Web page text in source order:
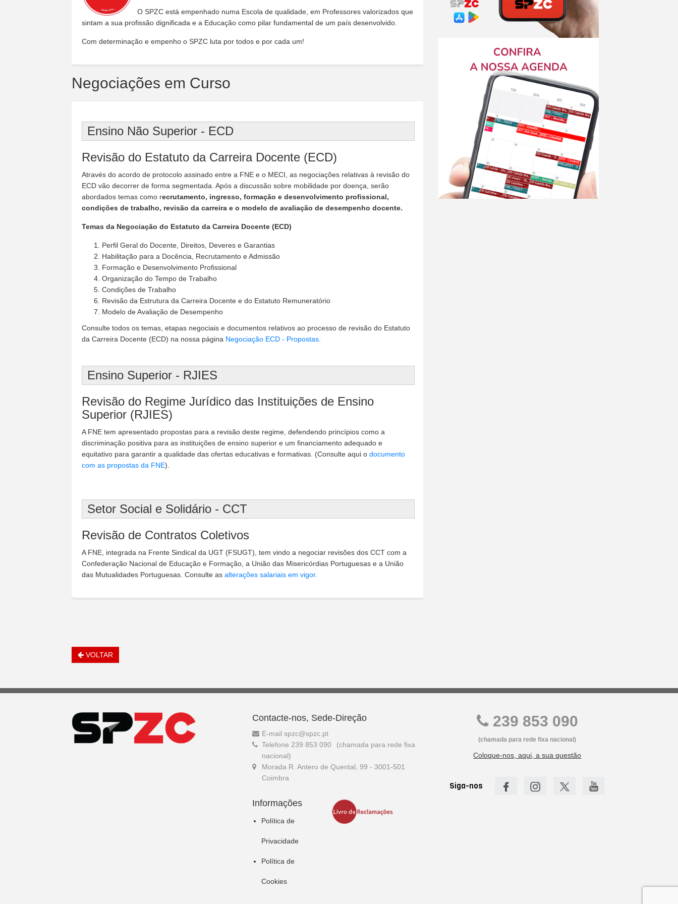
O SPZC está empenhado numa Escola de qualidade, em Professores valorizados que
sintam a sua profissão dignificada e a Educação como pilar fundamental de um país desenvolvido.
Com determinação e empenho o SPZC luta por todos e por cada um!
Negociações em Curso
Ensino Não Superior - ECD
Revisão do Estatuto da Carreira Docente (ECD)
Através do acordo de protocolo assinado entre a FNE e o MECI, as negociações relativas à revisão do
ECD vão decorrer de forma segmentada. Após a discussão sobre mobilidade por doença, serão
abordados temas como recrutamento, ingresso, formação e desenvolvimento profissional,
condições de trabalho, revisão da carreira e o modelo de avaliação de desempenho docente.
Temas da Negociação do Estatuto da Carreira Docente (ECD)
Perfil Geral do Docente, Direitos, Deveres e Garantias
Habilitação para a Docência, Recrutamento e Admissão
Formação e Desenvolvimento Profissional
Organização do Tempo de Trabalho
Condições de Trabalho
Revisão da Estrutura da Carreira Docente e do Estatuto Remuneratório
Modelo de Avaliação de Desempenho
Consulte todos os temas, etapas negociais e documentos relativos ao processo de revisão do Estatuto
da Carreira Docente (ECD) na nossa página Negociação ECD - Propostas
Ensino Superior - RJIES
Revisão do Regime Jurídico das Instituições de Ensino
Superior (RJIES)
A FNE tem apresentado propostas para a revisão deste regime, defendendo princípios como a
discriminação positiva para as instituições de ensino superior e um financiamento adequado e
equitativo para garantir a qualidade das ofertas educativas e formativas. (Consulte aqui o documento
com as propostas da FNE).
Setor Social e Solidário - CCT
Revisão de Contratos Coletivos
A FNE, integrada na Frente Sindical da UGT (FSUGT), tem vindo a negociar revisões dos CCT com a
Confederação Nacional de Educação e Formação, a União das Misericórdias Portuguesas e a União
das Mutualidades Portuguesas. Consulte as alterações salariais em vigor.
VOLTAR
Contacte-nos, Sede-Direção
E-mail spzc@spzc.pt
Telefone 239 853 090
(chamada para rede fixa
nacional)
Morada R. Antero de Quental, 99 - 3001-501
Coimbra
Informações
Política de
Privacidade
Política de
Cookies
239 853 090
(chamada para rede fixa nacional)
Coloque-nos, aqui, a sua questão
Siga-nos